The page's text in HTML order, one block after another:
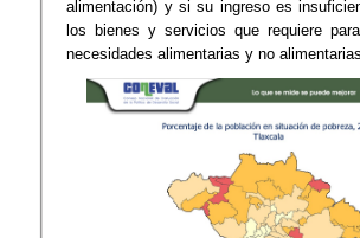
alimentación) y si su ingreso es
los bienes y servicios que requiere
necesidades alimentarias y no